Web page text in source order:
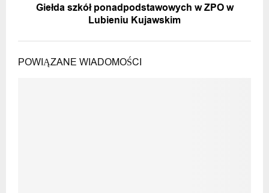
Giełda szkół ponadpodstawowych w ZPO w
Lubieniu Kujawskim
POWIĄZANE WIADOMOŚCI